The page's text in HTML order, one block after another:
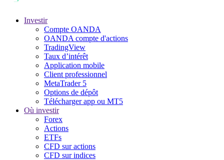
Investir
Compte OANDA
OANDA compte d'actions
TradingView
Taux d’intérêt
Application mobile
Client professionnel
MetaTrader 5
Options de dépôt
Télécharger app ou MT5
Où investir
Forex
Actions
ETFs
CFD sur actions
CFD sur indices